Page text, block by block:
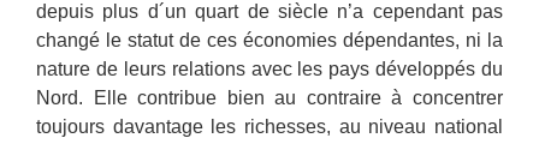
depuis plus d´un quart de siècle n’a cependant pas
changé le statut de ces économies dépendantes, ni la
nature de leurs relations avec les pays développés du
Nord. Elle contribue bien au contraire à concentrer
toujours davantage les richesses, au niveau national